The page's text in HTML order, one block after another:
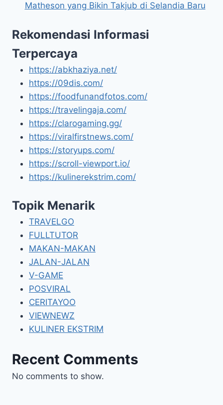
Matheson yang Bikin Takjub di Selandia Baru
Rekomendasi Informasi
Terpercaya
https://abkhaziya.net/
https://09dis.com/
https://foodfunandfotos.com/
https://travelingaja.com/
https://clarogaming.gg/
https://viralfirstnews.com/
https://storyups.com/
https://scroll-viewport.io/
https://kulinerekstrim.com/
Topik Menarik
TRAVELGO
FULLTUTOR
MAKAN-MAKAN
JALAN-JALAN
V-GAME
POSVIRAL
CERITAYOO
VIEWNEWZ
KULINER EKSTRIM
Recent Comments
No comments to show.